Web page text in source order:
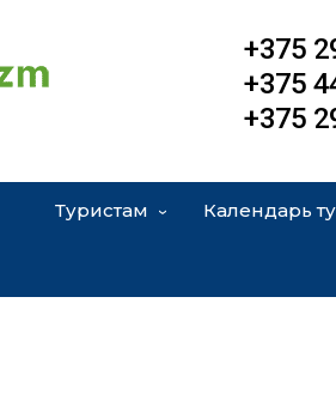
+375
+375
+375
Туристам Календарь